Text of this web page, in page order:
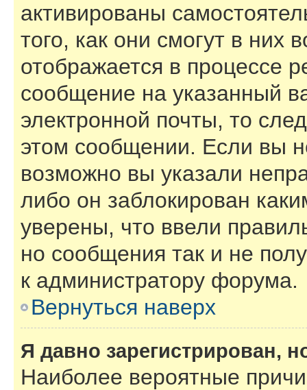
активированы
того, как они смогут в
отображается в процессе
сообщение на указанный
электронной почты, то
этом сообщении. Если вы
возможно вы указали
либо он заблокирован
уверены, что ввели
но сообщения так и не
к администратору форума.
Вернуться наверх
Я давно зарегистрирован,
Наиболее вероятные